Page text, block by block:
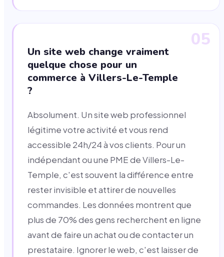
05
Un site web change vraiment
quelque chose pour un
commerce à Villers-Le-Temple
?
Absolument. Un site web professionnel
légitime votre activité et vous rend
accessible 24h/24 à vos clients. Pour un
indépendant ou une PME de Villers-Le-
Temple, c'est souvent la différence entre
rester invisible et attirer de nouvelles
commandes. Les données montrent que
plus de 70% des gens recherchent en ligne
avant de faire un achat ou de contacter un
prestataire. Ignorer le web, c'est laisser de